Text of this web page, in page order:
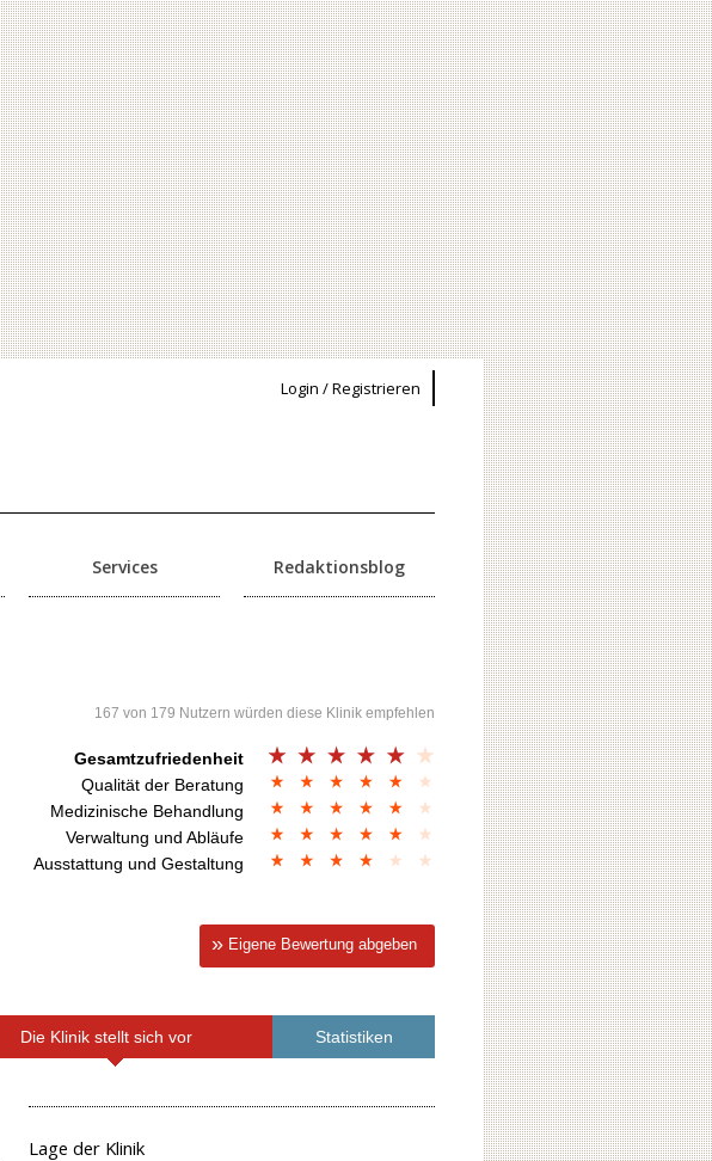
Login / Registrieren
Services Redaktionsblog
167 von 179 Nutzern würden diese Klinik empfehlen
Gesamtzufriedenheit
Qualität der Beratung
Medizinische Behandlung
Verwaltung und Abläufe
Ausstattung und Gestaltung
Eigene Bewertung abgeben
Die Klinik stellt sich vor Statistiken
Lage der Klinik